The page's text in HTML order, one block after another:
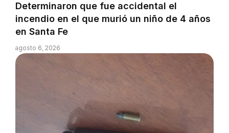
Determinaron que fue accidental el
incendio en el que murió un niño de 4 años
en Santa Fe
agosto 6, 2026